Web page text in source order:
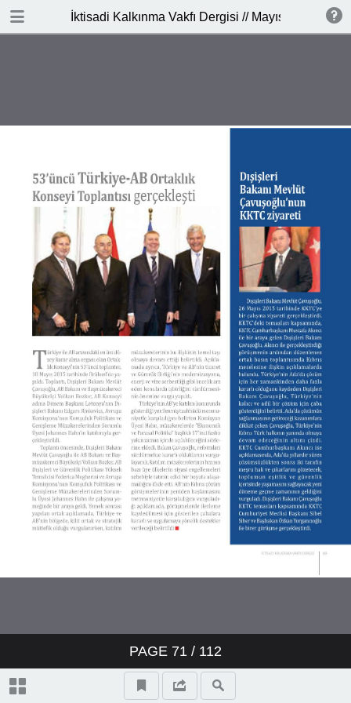
İktisadi Kalkınma Vakfı Dergisi // Mayıs-Haziran
PAGE 71 / 112
DOWNLOAD PDF